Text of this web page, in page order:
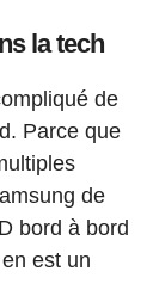
la tech
de
Parce que
de
bord à bord
est un